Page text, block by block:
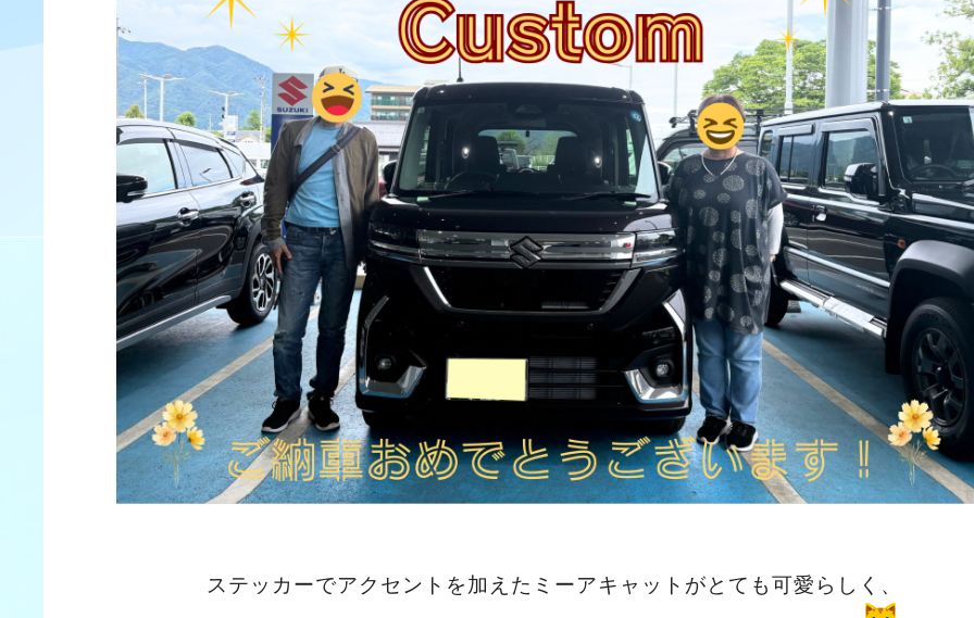
ステッカーでアクセントを加えたミーアキャットがとても可愛らしく、